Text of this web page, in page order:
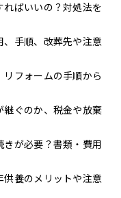
ばいいの？対処法を
手順、改葬先や注意
フォームの手順から
継ぐのか、税金や放棄
が必要？書類・費用
養のメリットや注意